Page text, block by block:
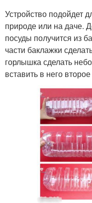
Устройство подойдет
природе или на даче.
посуды получится из
части баклажки
горлышка сделать
вставить в него